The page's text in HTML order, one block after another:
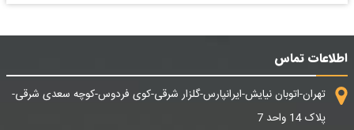
اطلاعات تماس
تهران-اتوبان نیایش-ایرانپارس-گلزار شرقی-کوی فردوس-کوچه سعدی شرقی-
پلاک 14 واحد 7